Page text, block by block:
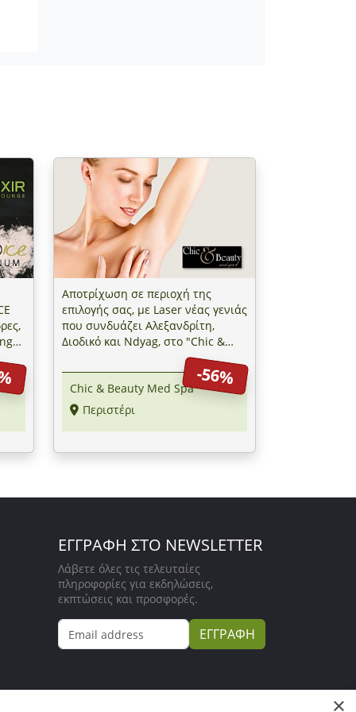
Αποτρίχωση σε περιοχή της
επιλογής σας, με Laser νέας γενιάς
που συνδυάζει Αλεξανδρίτη,
Διοδικό και Ndyag, στο "Chic &
-56%
Chic & Beauty Med Spa
Περιστέρι
ΕΓΓΡΑΦΗ ΣΤΟ NEWSLETTER
Λάβετε όλες τις τελευταίες
πληροφορίες για εκδηλώσεις,
εκπτώσεις και προσφορές.
ΕΓΓΡΑΦΗ
×